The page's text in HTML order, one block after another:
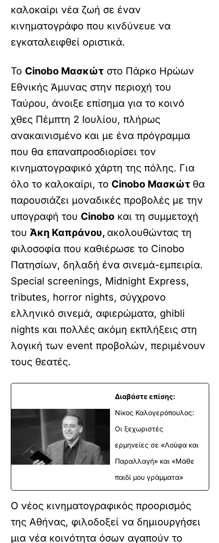
καλοκαίρι νέα ζωή σε έναν
κινηματογράφο που κινδύνευε να
εγκαταλειφθεί οριστικά.
Το Cinobo Μασκώτ στο Πάρκο Ηρώων
Εθνικής Άμυνας στην περιοχή του
Ταύρου, άνοιξε επίσημα για το κοινό
χθες Πέμπτη 2 Ιουλίου, πλήρως
ανακαινισμένο και με ένα πρόγραμμα
που θα επαναπροσδιορίσει τον
κινηματογραφικό χάρτη της πόλης. Για
όλο το καλοκαίρι, το Cinobo Μασκώτ θα
παρουσιάζει μοναδικές προβολές με την
υπογραφή του Cinobo και τη συμμετοχή
τουΆκη Καπράνου, ακολουθώντας τη
φιλοσοφία που καθιέρωσε το Cinobo
Πατησίων, δηλαδή ένα σινεμά-εμπειρία.
Special screenings, Midnight Express,
tributes, horror nights, σύγχρονο
ελληνικό σινεμά, αφιερώματα, ghibli
nights και πολλές ακόμη εκπλήξεις στη
λογική των event προβολών, περιμένουν
τους θεατές.
Διαβάστε επίσης:
Νίκος Καλογερόπουλος:
Οι ξεχωριστές
ερμηνείες σε «Λούφα και
Παραλλαγή» και «Μάθε
παιδί μου γράμματα»
Ο νέος κινηματογραφικός προορισμός
της Αθήνας, φιλοδοξεί να δημιουργήσει
μια νέα κοινότητα όσων αγαπούν το